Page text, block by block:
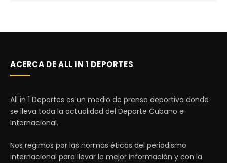
ACERCA DE ALL IN 1 DEPORTES
All in 1 Deportes es un medio de prensa deportiva donde
se lleva toda la actualidad del Deporte Cubano e
Internacional.
Nos regimos por las normas éticas del periodismo
internacional para llevar la mejor información y con la